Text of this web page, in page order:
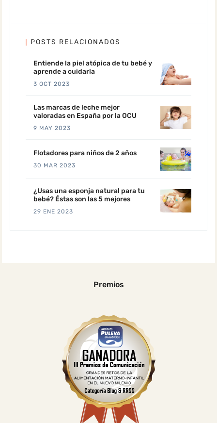
POSTS RELACIONADOS
Entiende la piel atópica de tu bebé y
aprende a cuidarla
3 OCT 2023
Las marcas de leche mejor
valoradas en España por la OCU
9 MAY 2023
Flotadores para niños de 2 años
30 MAR 2023
¿Usas una esponja natural para tu
bebé? Éstas son las 5 mejores
29 ENE 2023
Premios